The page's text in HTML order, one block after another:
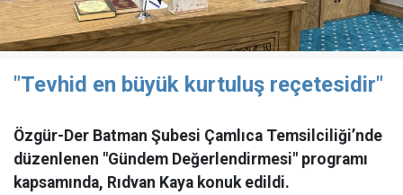
"Tevhid en büyük kurtuluş reçetesidir"
Özgür-Der Batman Şubesi Çamlıca Temsilciliği’nde
düzenlenen "Gündem Değerlendirmesi" programı
kapsamında, Rıdvan Kaya konuk edildi.